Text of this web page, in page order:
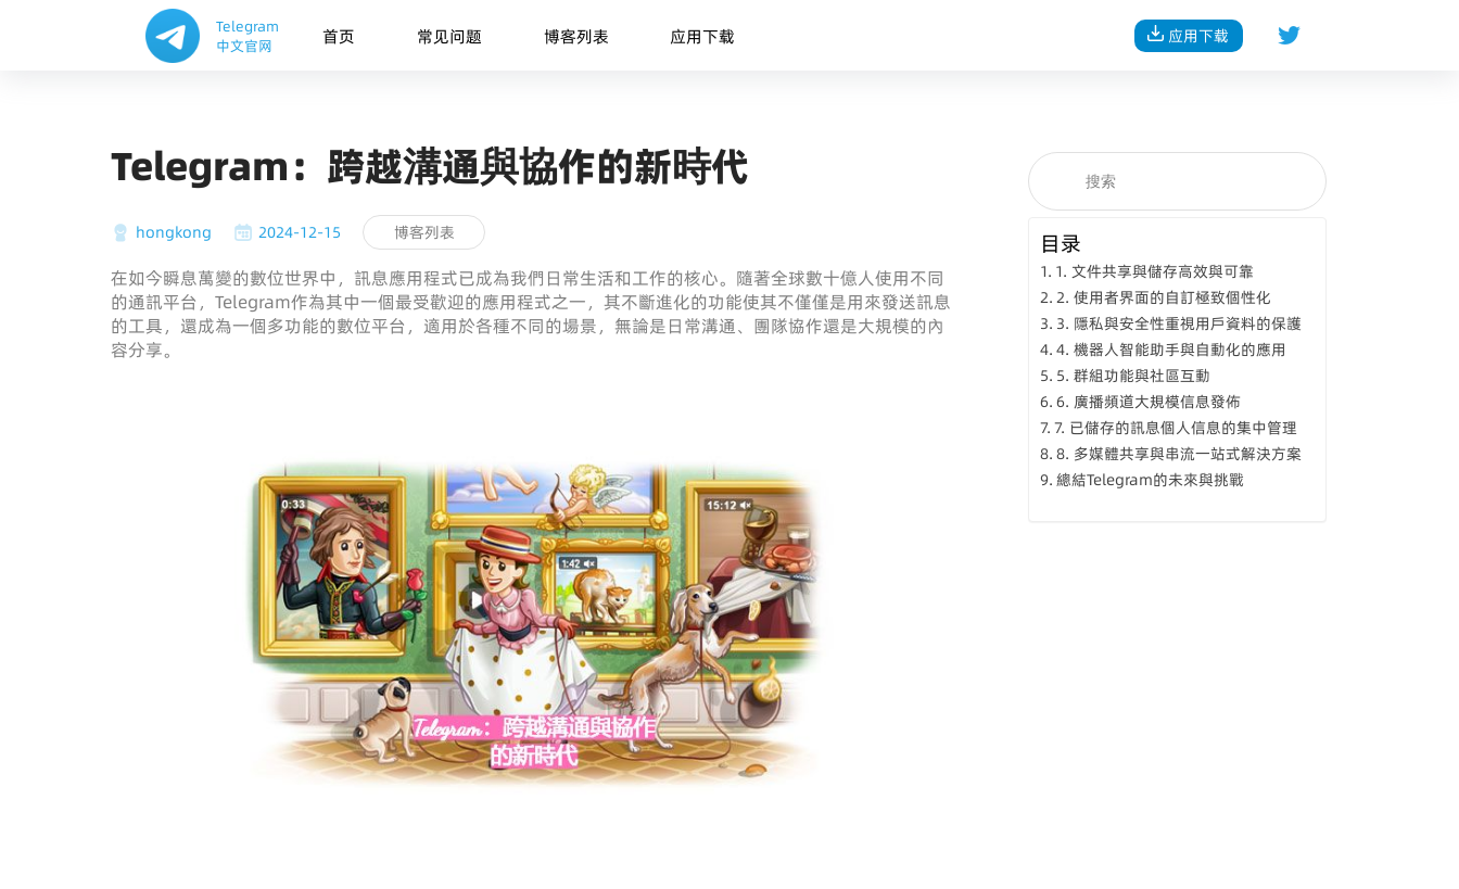
Telegram
中文官网
首页 常见问题 博客列表 应用下载 应用下载
Telegram：跨越溝通與協作的新時代
hongkong 2024-12-15 博客列表
在如今瞬息萬變的數位世界中，訊息應用程式已成為我們日常生活和工作的核心。隨著全球數十億人使用不同
的通訊平台，Telegram作為其中一個最受歡迎的應用程式之一，其不斷進化的功能使其不僅僅是用來發送訊息
的工具，還成為一個多功能的數位平台，適用於各種不同的場景，無論是日常溝通、團隊協作還是大規模的內
容分享。
目录
1. 文件共享與儲存高效與可靠
2. 使用者界面的自訂極致個性化
3. 隱私與安全性重視用戶資料的保護
4. 機器人智能助手與自動化的應用
5. 群組功能與社區互動
6. 廣播頻道大規模信息發佈
7. 已儲存的訊息個人信息的集中管理
8. 多媒體共享與串流一站式解決方案
總結Telegram的未來與挑戰